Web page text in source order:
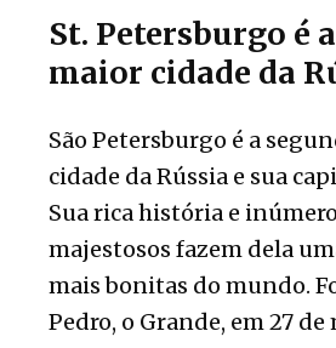
St. Petersburgo é
maior cidade da
São Petersburgo é a
cidade da Rússia e sua
Sua rica história e
majestosos fazem dela
mais bonitas do mundo.
Pedro, o Grande, em 27 de